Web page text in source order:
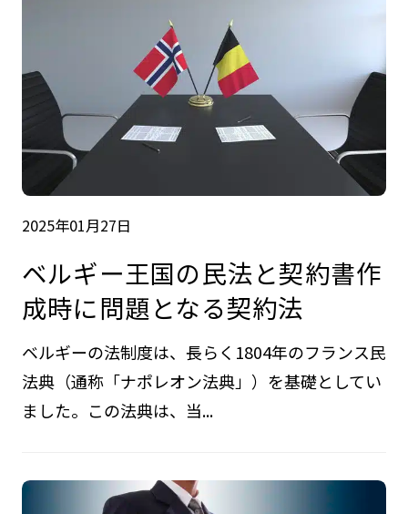
2025年01月27日
ベルギー王国の民法と契約書作
成時に問題となる契約法
ベルギーの法制度は、長らく1804年のフランス民
法典（通称「ナポレオン法典」）を基礎としてい
ました。この法典は、当...